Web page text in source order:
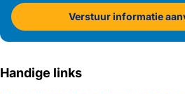
Verstuur informatie
Handige links